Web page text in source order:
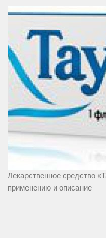
Лекарственное средство
применению и описание